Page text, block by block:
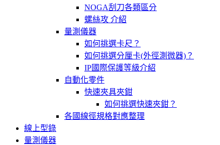
NOGA刮刀各類區分
螺絲攻 介紹
量測儀器
如何挑選卡尺？
如何挑選分厘卡(外徑測微器)？
IP國際保護等級介紹
自動化零件
快速夾具夾鉗
如何挑選快速夾鉗？
各國線徑規格對應整理
線上型錄
量測儀器